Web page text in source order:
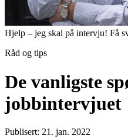
Hjelp – jeg skal på intervju! Få
Råd og tips
De vanligste
jobbintervjuet
Publisert: 21. jan. 2022